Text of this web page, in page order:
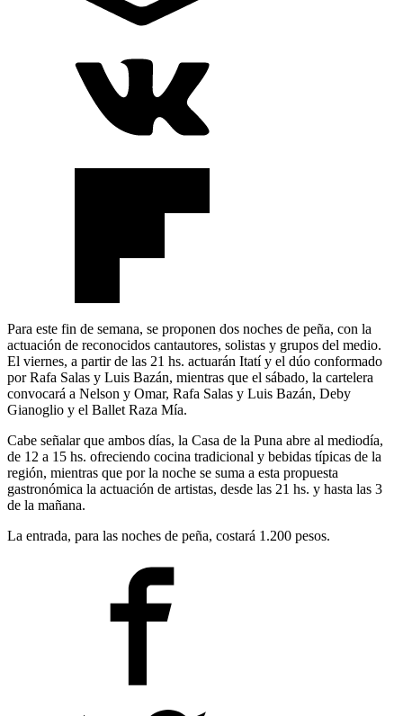
Para este fin de semana, se proponen dos noches de peña, con la
actuación de reconocidos cantautores, solistas y grupos del medio.
El viernes, a partir de las 21 hs. actuarán Itatí y el dúo conformado
por Rafa Salas y Luis Bazán, mientras que el sábado, la cartelera
convocará a Nelson y Omar, Rafa Salas y Luis Bazán, Deby
Gianoglio y el Ballet Raza Mía.
Cabe señalar que ambos días, la Casa de la Puna abre al mediodía,
de 12 a 15 hs. ofreciendo cocina tradicional y bebidas típicas de la
región, mientras que por la noche se suma a esta propuesta
gastronómica la actuación de artistas, desde las 21 hs. y hasta las 3
de la mañana.
La entrada, para las noches de peña, costará 1.200 pesos.